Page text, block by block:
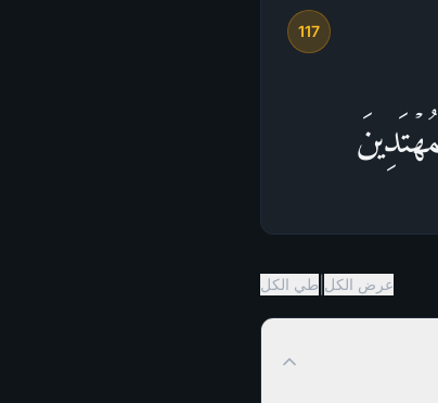
117
عرض الكل طي الكل